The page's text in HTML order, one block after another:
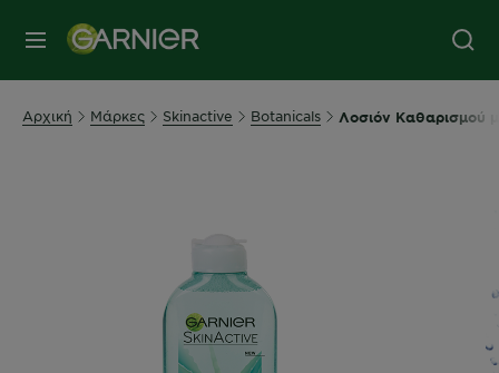
MENU
Αρχική Μάρκες Skinactive Botanicals Λοσιόν Καθαρισμού